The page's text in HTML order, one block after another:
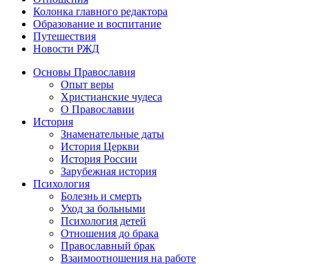
Колонка главного редактора
Образование и воспитание
Путешествия
Новости РЖД
Основы Православия
Опыт веры
Христианские чудеса
О Православии
История
Знаменательные даты
История Церкви
История России
Зарубежная история
Психология
Болезнь и смерть
Уход за больными
Психология детей
Отношения до брака
Православный брак
Взаимоотношения на работе